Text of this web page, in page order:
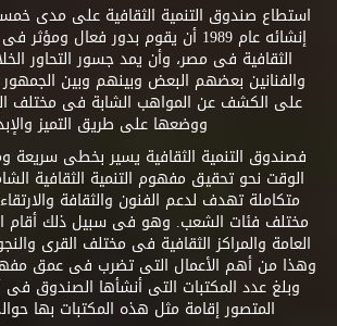
استطاع صندوق التنمية الثقافية على مدى
إنشائه عام 1989 أن يقوم بدور فعال
الثقافية فى مصر، وأن يمد جسور التحاور
والفنانين بعضهم البعض وبينهم وبين
على الكشف عن المواهب الشابة فى مختلف
ووضعها على طريق التميز
فصندوق التنمية الثقافية يسير بخطى
الوقت نحو تحقيق مفهوم التنمية الثقافية
متكاملة تهدف لدعم الفنون والثقافة
مختلف فئات الشعب. وهو فى سبيل ذلك أقام
العامة والمراكز الثقافية فى مختلف القرى
وهذا من أهم الأعمال التى تضرب فى عمق
وبلغ عدد المكتبات التى أنشأها الصندوق
المتصور إقامة مثل هذه المكتبات بها حوالى 90